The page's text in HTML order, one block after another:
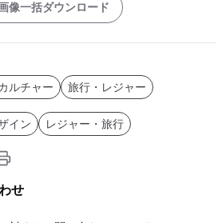
像一括ダウンロード
ルチャー 旅行・レジャー
イン レジャー・旅行
せ